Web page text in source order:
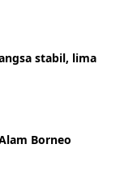
stabil, lima
Borneo